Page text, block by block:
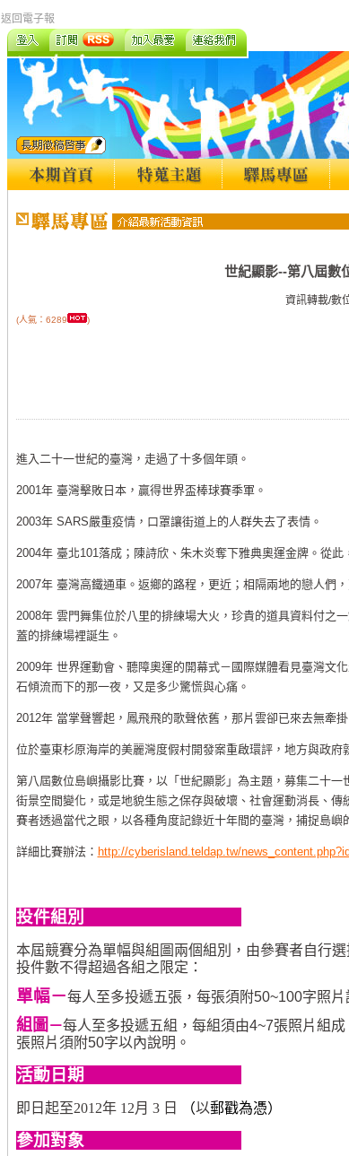
返回電子報
世紀顯影--第八屆數
資訊轉載/數
(人氣：6289 )
進入二十一世紀的臺灣，走過了十多個年頭。
2001年 臺灣擊敗日本，贏得世界盃棒球賽季軍。
2003年 SARS嚴重疫情，口罩讓街道上的人群失去了表情。
2004年 臺北101落成；陳詩欣、朱木炎奪下雅典奧運金牌。從此
2007年 臺灣高鐵通車。返鄉的路程，更近；相隔兩地的戀人們，
2008年 雲門舞集位於八里的排練場大火，珍貴的道具資料付之
蓋的排練場裡誕生。
2009年 世界運動會、聽障奧運的開幕式－國際媒體看見臺灣文
石傾流而下的那一夜，又是多少驚慌與心痛。
2012年 當掌聲響起，鳳飛飛的歌聲依舊，那片雲卻已來去無牽掛
位於臺東杉原海岸的美麗灣度假村開發案重啟環評，地方與政府
第八屆數位島嶼攝影比賽，以「世紀顯影」為主題，募集二十
街景空間變化，或是地貌生態之保存與破壞、社會運動消長、
賽者透過當代之眼，以各種角度記錄近十年間的臺灣，捕捉島嶼
詳細比賽辦法： http://cyberisland.teldap.tw/
投件組別
本屆競賽分為單幅與組圖兩個組別，由參賽者自行
投件數不得超過各組之限定：
單幅－每人至多投遞五張，每張須附50~100字照片
組圖 －每人至多投遞五組，每組須由4~7張照片組
張照片須附50字以內說明。
活動日期
即日起至2012年 12月 3 日 （以郵戳為憑）
參加對象